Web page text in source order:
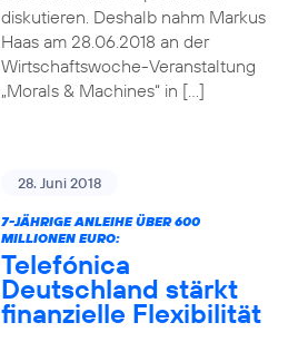
diskutieren. Deshalb nahm Markus
Haas am 28.06.2018 an der
Wirtschaftswoche-Veranstaltung
„Morals & Machines“ in […]
28. Juni 2018
7-JÄHRIGE ANLEIHE ÜBER 600
MILLIONEN EURO:
Telefónica
Deutschland stärkt
finanzielle Flexibilität